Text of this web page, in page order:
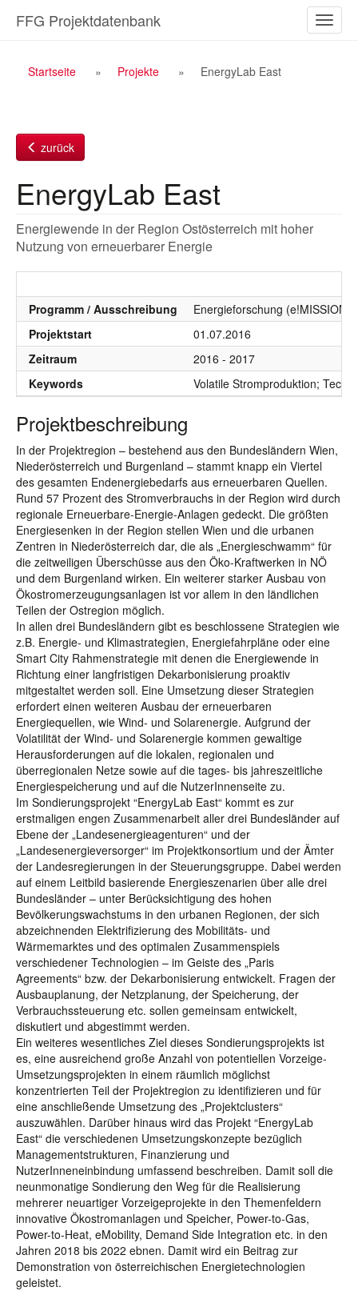
Inhalt
ein-/
FFG Projektdatenbank
Breadcrumb
Startseite Projekte EnergyLab East
zurück
EnergyLab East
Energiewende in der Region Ostösterreich mit hoher
Nutzung von erneuerbarer Energie
Programm / Ausschreibung
Energieforschung
Projektstart
01.07.2016
Zeitraum
2016 - 2017
Keywords
Volatile Stromproduktion;
Projektbeschreibung
In der Projektregion – bestehend aus den Bundesländern Wien,
Niederösterreich und Burgenland – stammt knapp ein Viertel
des gesamten Endenergiebedarfs aus erneuerbaren Quellen.
Rund 57 Prozent des Stromverbrauchs in der Region wird durch
regionale Erneuerbare-Energie-Anlagen gedeckt. Die größten
Energiesenken in der Region stellen Wien und die urbanen
Zentren in Niederösterreich dar, die als „Energieschwamm“ für
die zeitweiligen Überschüsse aus den Öko-Kraftwerken in NÖ
und dem Burgenland wirken. Ein weiterer starker Ausbau von
Ökostromerzeugungsanlagen ist vor allem in den ländlichen
Teilen der Ostregion möglich.
In allen drei Bundesländern gibt es beschlossene Strategien wie
z.B. Energie- und Klimastrategien, Energiefahrpläne oder eine
Smart City Rahmenstrategie mit denen die Energiewende in
Richtung einer langfristigen Dekarbonisierung proaktiv
mitgestaltet werden soll. Eine Umsetzung dieser Strategien
erfordert einen weiteren Ausbau der erneuerbaren
Energiequellen, wie Wind- und Solarenergie. Aufgrund der
Volatilität der Wind- und Solarenergie kommen gewaltige
Herausforderungen auf die lokalen, regionalen und
überregionalen Netze sowie auf die tages- bis jahreszeitliche
Energiespeicherung und auf die NutzerInnenseite zu.
Im Sondierungsprojekt “EnergyLab East“ kommt es zur
erstmaligen engen Zusammenarbeit aller drei Bundesländer auf
Ebene der „Landesenergieagenturen“ und der
„Landesenergieversorger“ im Projektkonsortium und der Ämter
der Landesregierungen in der Steuerungsgruppe. Dabei werden
auf einem Leitbild basierende Energieszenarien über alle drei
Bundesländer – unter Berücksichtigung des hohen
Bevölkerungswachstums in den urbanen Regionen, der sich
abzeichnenden Elektrifizierung des Mobilitäts- und
Wärmemarktes und des optimalen Zusammenspiels
verschiedener Technologien – im Geiste des „Paris
Agreements“ bzw. der Dekarbonisierung entwickelt. Fragen der
Ausbauplanung, der Netzplanung, der Speicherung, der
Verbrauchssteuerung etc. sollen gemeinsam entwickelt,
diskutiert und abgestimmt werden.
Ein weiteres wesentliches Ziel dieses Sondierungsprojekts ist
es, eine ausreichend große Anzahl von potentiellen Vorzeige-
Umsetzungsprojekten in einem räumlich möglichst
konzentrierten Teil der Projektregion zu identifizieren und für
eine anschließende Umsetzung des „Projektclusters“
auszuwählen. Darüber hinaus wird das Projekt “EnergyLab
East“ die verschiedenen Umsetzungskonzepte bezüglich
Managementstrukturen, Finanzierung und
NutzerInneneinbindung umfassend beschreiben. Damit soll die
neunmonatige Sondierung den Weg für die Realisierung
mehrerer neuartiger Vorzeigeprojekte in den Themenfeldern
innovative Ökostromanlagen und Speicher, Power-to-Gas,
Power-to-Heat, eMobility, Demand Side Integration etc. in den
Jahren 2018 bis 2022 ebnen. Damit wird ein Beitrag zur
Demonstration von österreichischen Energietechnologien
geleistet.